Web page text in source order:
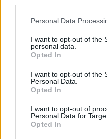
Please note that this
not limited to your visit or
grant or deny consent to
use your data for below
consent section.
Personal Data
I want to opt-out of the
personal data.
Opted In
I want to opt-out of the
Personal Data.
Opted In
I want to opt-out of
Personal Data for
Opted In